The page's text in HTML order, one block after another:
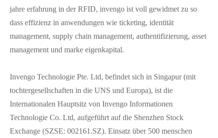
jahre erfahrung in der RFID, invengo ist voll gewidmet zu so
dass effizienz in anwendungen wie ticketing, identität
management, supply chain management, authentifizierung, asset
management und marke eigenkapital.
Invengo Technologie Pte. Ltd, befindet sich in Singapur (mit
tochtergesellschaften in die UNS und Europa), ist die
Internationalen Hauptsitz von Invengo Informationen
Technologie Co. Ltd, aufgeführt auf die Shenzhen Stock
Exchange (SZSE: 002161.SZ). Einsatz über 500 menschen